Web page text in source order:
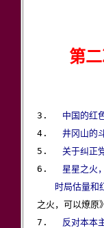
第
3. 中国的红
4. 井冈山的
5. 关于纠正
6. 星星之火
时局估量和
之火，可以燎原
7. 反对本本